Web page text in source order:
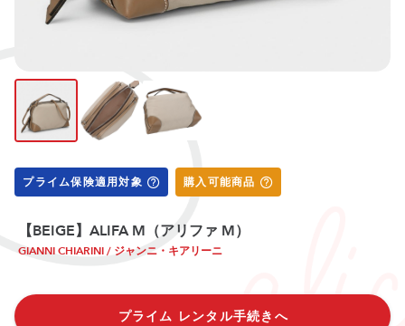
プライム保険適用対象 購入可能商品
【BEIGE】ALIFA M（アリファ M）
GIANNI CHIARINI / ジャンニ・キアリーニ
プライム レンタル手続きへ